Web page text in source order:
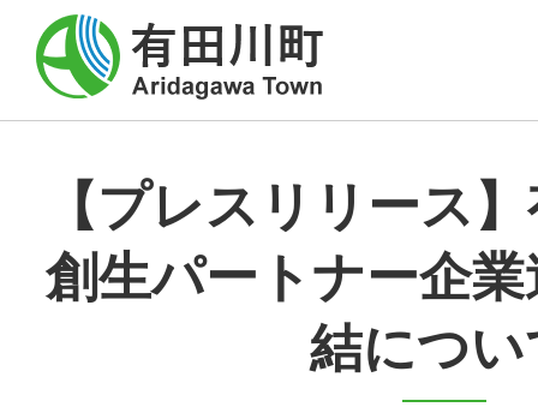
【プレスリリース
創生パートナー企
結につい